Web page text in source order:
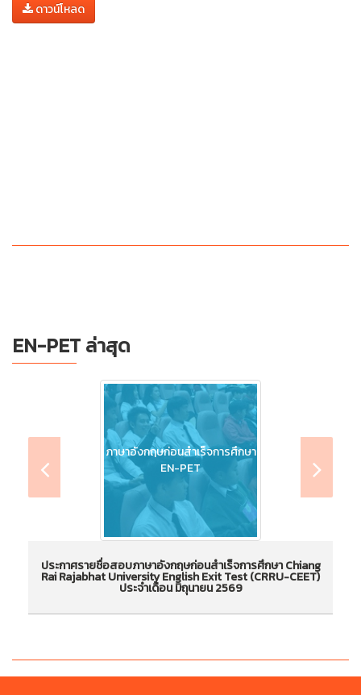
ดาวน์โหลด
EN-PET ล่าสุด
ภาษาอังกฤษก่อนสำเร็จการศึกษา
EN-PET
ประกาศรายชื่อสอบภาษาอังกฤษก่อนสำเร็จการศึกษา
Chiang Rai Rajabhat University English Exit
ประกาศรายชื่อสอบภาษาอังกฤษก่อนสำเร็จการศึกษา Chiang
Rai Rajabhat University English Exit Test (CRRU-CEET)
ประจำเดือน มิถุนายน 2569